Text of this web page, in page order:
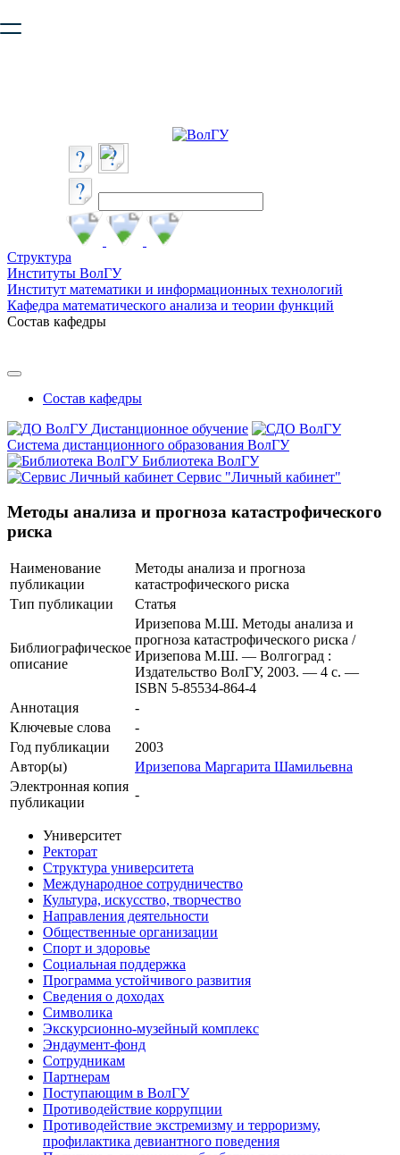
безопасную работу с сайтом. Пожалуйста
Структура
Институты ВолГУ
Институт математики и информационных технологий
Кафедра математического анализа и теории функций
Состав кафедры
Состав кафедры
Дистанционное обучение
Система дистанционного образования ВолГУ
Библиотека ВолГУ
Сервис "Личный кабинет"
Методы анализа и прогноза катастрофического
риска
Наименование
публикации
Методы анализа и прогноза
катастрофического риска
Тип публикации
Статья
Библиографическое
описание
Иризепова М.Ш. Методы анализа и
прогноза катастрофического риска /
Иризепова М.Ш. — Волгоград :
Издательство ВолГУ, 2003. — 4 с. —
ISBN 5-85534-864-4
Аннотация
-
Ключевые cлова
-
Год публикации
2003
Автор(ы)
Иризепова Маргарита Шамильевна
Электронная копия
публикации
-
Университет
Ректорат
Структура университета
Международное сотрудничество
Культура, искусство, творчество
Направления деятельности
Общественные организации
Спорт и здоровье
Социальная поддержка
Программа устойчивого развития
Сведения о доходах
Символика
Экскурсионно-музейный комплекс
Эндаумент-фонд
Сотрудникам
Партнерам
Поступающим в ВолГУ
Противодействие коррупции
Противодействие экстремизму и терроризму,
профилактика девиантного поведения